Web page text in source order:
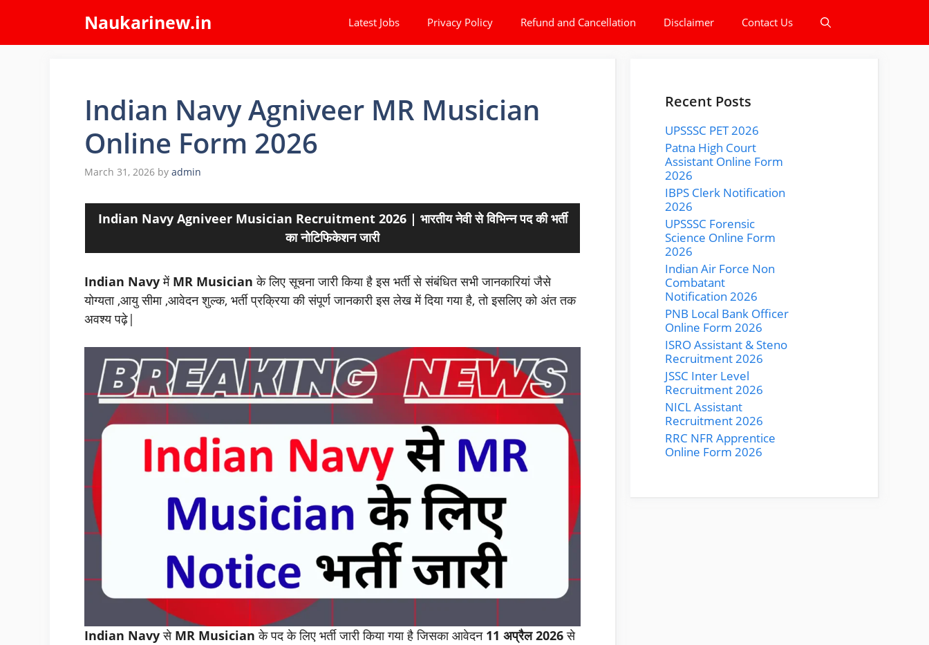
content
Naukarinew.in Latest Jobs Privacy Policy Refund and Cancellation Disclaimer Contact Us
Indian Navy Agniveer MR Musician
Online Form 2026
March 31, 2026 by admin
Indian Navy Agniveer Musician Recruitment 2026 | भारतीय नेवी से विभिन्न पद की भर्ती
का नोटिफिकेशन जारी
Indian Navyमें MR Musician के लिए सूचना जारी किया है इस भर्ती से संबंधित सभी जानकारियां जैसे
योग्यता ,आयु सीमा ,आवेदन शुल्क, भर्ती प्रक्रिया की संपूर्ण जानकारी इस लेख में दिया गया है, तो इसलिए को अंत तक
अवश्य पढ़े|
Indian Navyसे MR Musician के पद के लिए भर्ती जारी किया गया है जिसका आवेदन 11 अप्रैल2026से
Recent Posts
UPSSSC PET 2026
Patna High Court
Assistant Online Form
2026
IBPS Clerk Notification
2026
UPSSSC Forensic
Science Online Form
2026
Indian Air Force Non
Combatant
Notification 2026
PNB Local Bank Officer
Online Form 2026
ISRO Assistant & Steno
Recruitment 2026
JSSC Inter Level
Recruitment 2026
NICL Assistant
Recruitment 2026
RRC NFR Apprentice
Online Form 2026